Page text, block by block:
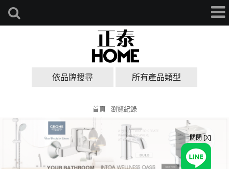
依品牌搜尋 所有產品類型
首頁 瀏覽紀錄
關閉 [X]